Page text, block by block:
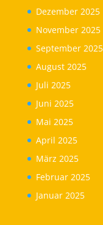
Dezember 2025
November 2025
September 2025
August 2025
Juli 2025
Juni 2025
Mai 2025
April 2025
März 2025
Februar 2025
Januar 2025